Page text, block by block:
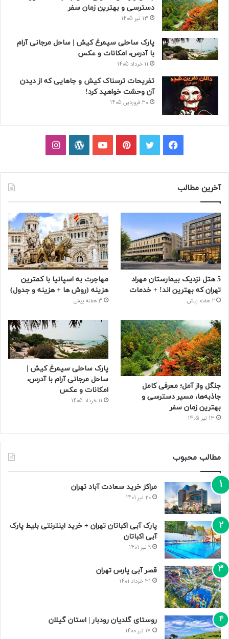
دسترسی و بهترین زمان سفر
13 تیر 1405
پارک ساحلی سیمرغ کیش | ساحل مرجانی آرام
با آدرس، امکانات و عکس
11 خرداد 1405
تفریحات ترسناک کیش و جاهایی که از دیدن
آن وحشت خواهید کرد!
30 فروردین 1405
فیسبوکتوییترپینتریستیوتیوبوردپرساینستاگرام
آخرین مطالب
5 هتل نزدیک بیمارستان مهراد
تهران که بهترین‌ اند! + خدمات
2 هفته پیش
مهاجرت به اسپانیا با کمترین
هزینه (روش ها + هزینه و جدول)
3 هفته پیش
جنگل واز آمل؛ معرفی کامل
جاذبه‌ها، مسیر دسترسی و
بهترین زمان سفر
13 تیر 1405
پارک ساحلی سیمرغ کیش |
ساحل مرجانی آرام با آدرس،
امکانات و عکس
11 خرداد 1405
مطالب محبوب
مراکز خرید سعادت‌ آباد تهران
20 تیر 1401
پارک آبی اکباتان تهران + خرید اینترنتی بلیط پارک
آبی اکباتان
9 تیر 1401
قصر آبی پارس تهران
31 خرداد 1401
روستای گلدیان رودبار | استان گیلان
17 تیر 1400